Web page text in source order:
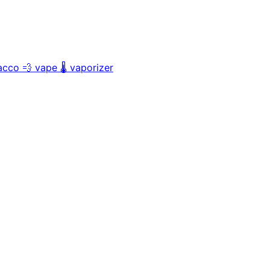
💨 vape 🌡️ vaporizer